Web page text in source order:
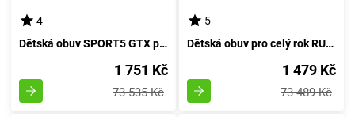
4
Dětská obuv SPORT5 GTX pro kluky, Superfit, šedá - velikost 32
1 751 Kč
73 535 Kč
5
Dětská obuv pro celý rok RUSH, Superfit, 1-000211-2000, šedá - velikost 41
1 479 Kč
73 489 Kč